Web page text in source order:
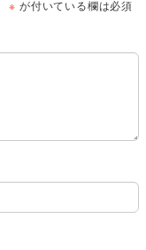
※ が付いている欄は必須